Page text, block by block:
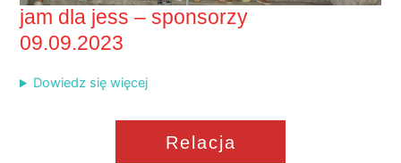
jam dla jess – sponsorzy
09.09.2023
Dowiedz się więcej
Relacja